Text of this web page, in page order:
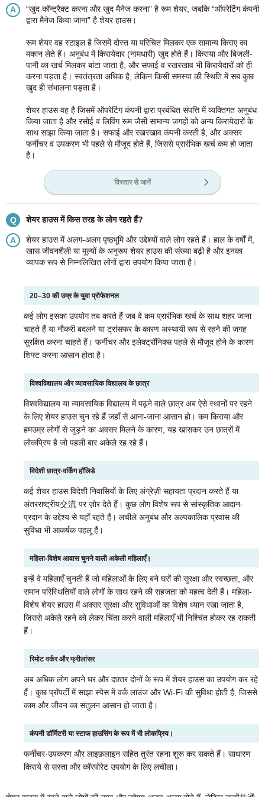
A
“खुद कॉन्ट्रैक्ट करना और खुद मैनेज करना” है रूम शेयर, जबकि “ऑपरेटिंग कंपनी
द्वारा मैनेज किया जाना” है शेयर हाउस।
रूम शेयर वह स्टाइल है जिसमें दोस्त या परिचित मिलकर एक सामान्य किराए का
मकान लेते हैं। अनुबंध में किरायेदार (नामधारी) खुद होते हैं। किराया और बिजली-
पानी का खर्च मिलकर बांटा जाता है, और सफाई व रखरखाव भी किरायेदारों को ही
करना पड़ता है। स्वतंत्रता अधिक है, लेकिन किसी समस्या की स्थिति में सब कुछ
खुद ही संभालना पड़ता है।
शेयर हाउस वह है जिसमें ऑपरेटिंग कंपनी द्वारा प्रबंधित संपत्ति में व्यक्तिगत अनुबंध
किया जाता है और रसोई व लिविंग रूम जैसी सामान्य जगहों को अन्य किरायेदारों के
साथ साझा किया जाता है। सफाई और रखरखाव कंपनी करती है, और अक्सर
फर्नीचर व उपकरण भी पहले से मौजूद होते हैं, जिससे प्रारंभिक खर्च कम हो जाता
है।
विस्तार से जानें
Q शेयर हाउस में किस तरह के लोग रहते हैं?
A
शेयर हाउस में अलग-अलग पृष्ठभूमि और उद्देश्यों वाले लोग रहते हैं। हाल के वर्षों में,
खास जीवनशैली या मूल्यों के अनुरूप शेयर हाउस की संख्या बढ़ी है और इनका
व्यापक रूप से निम्नलिखित लोगों द्वारा उपयोग किया जाता है।
20–30 की उम्र के युवा प्रोफेशनल
कई लोग इसका उपयोग तब करते हैं जब वे कम प्रारंभिक खर्च के साथ शहर जाना
चाहते हैं या नौकरी बदलने या ट्रांसफर के कारण अस्थायी रूप से रहने की जगह
सुरक्षित करना चाहते हैं। फर्नीचर और इलेक्ट्रॉनिक्स पहले से मौजूद होने के कारण
शिफ्ट करना आसान होता है।
विश्वविद्यालय और व्यावसायिक विद्यालय के छात्र
विश्वविद्यालय या व्यावसायिक विद्यालय में पढ़ने वाले छात्र अब ऐसे स्थानों पर रहने
के लिए शेयर हाउस चुन रहे हैं जहाँ से आना-जाना आसान हो। कम किराया और
हमउम्र लोगों से जुड़ने का अवसर मिलने के कारण, यह खासकर उन छात्रों में
लोकप्रिय है जो पहली बार अकेले रह रहे हैं।
विदेशी छात्र·वर्किंग हॉलिडे
कई शेयर हाउस विदेशी निवासियों के लिए अंग्रेज़ी सहायता प्रदान करते हैं या
अंतरराष्ट्रीय交流 पर ज़ोर देते हैं। कुछ लोग विशेष रूप से सांस्कृतिक आदान-
प्रदान के उद्देश्य से यहाँ रहते हैं। लचीले अनुबंध और अल्पकालिक प्रवास की
सुविधा भी आकर्षक पहलू हैं।
महिला-विशेष आवास चुनने वाली अकेली महिलाएँ।
इन्हें वे महिलाएँ चुनती हैं जो महिलाओं के लिए बने घरों की सुरक्षा और स्वच्छता, और
समान परिस्थितियों वाले लोगों के साथ रहने की सहजता को महत्व देती हैं। महिला-
विशेष शेयर हाउस में अक्सर सुरक्षा और सुविधाओं का विशेष ध्यान रखा जाता है,
जिससे अकेले रहने को लेकर चिंता करने वाली महिलाएँ भी निश्चिंत होकर रह सकती
हैं।
रिमोट वर्कर और फ्रीलांसर
अब अधिक लोग अपने घर और दफ़्तर दोनों के रूप में शेयर हाउस का उपयोग कर रहे
हैं। कुछ प्रॉपर्टी में साझा स्पेस में वर्क लाउंज और Wi-Fi की सुविधा होती है, जिससे
काम और जीवन का संतुलन आसान हो जाता है।
कंपनी डॉर्मिटरी या स्टाफ हाउसिंग के रूप में भी लोकप्रिय।
फर्नीचर·उपकरण और लाइफ़लाइन सहित तुरंत रहना शुरू कर सकते हैं। साधारण
किराये से सस्ता और कॉरपोरेट उपयोग के लिए लचीला।